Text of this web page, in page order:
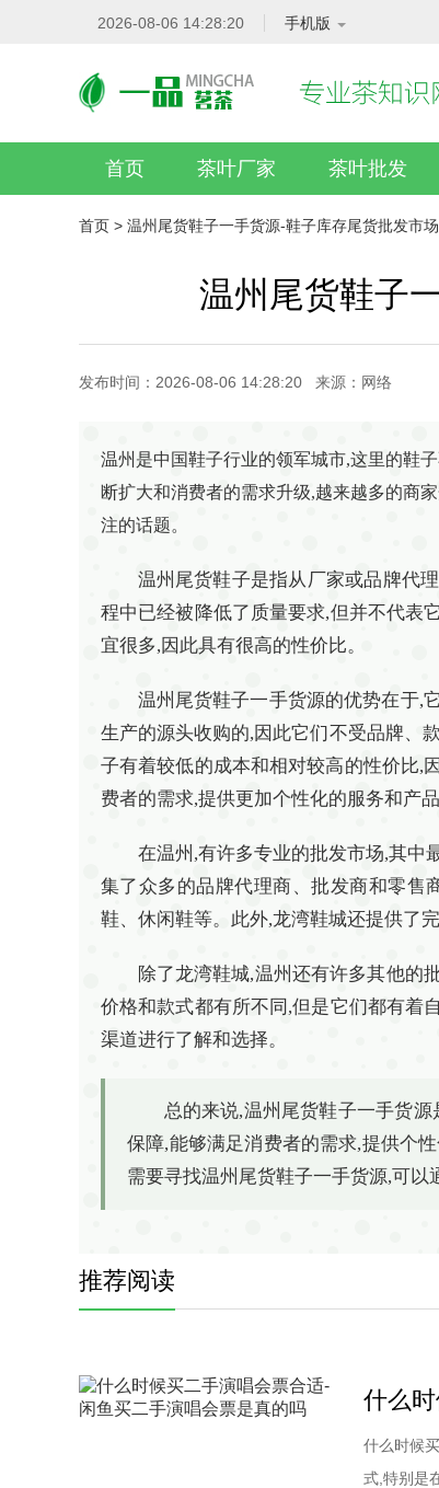
2026-08-06 14:28:20 手机版
首页 茶叶厂家 茶叶批发
首页 > 温州尾货鞋子一手货源-鞋子库存尾货批发市场
温州尾货鞋子
发布时间：2026-08-06 14:28:20 来源：网络
温州是中国鞋子行业的领军城市,这里的鞋
断扩大和消费者的需求升级,越来越多的商
注的话题。
温州尾货鞋子是指从厂家或品牌代
程中已经被降低了质量要求,但并不代表
宜很多,因此具有很高的性价比。
温州尾货鞋子一手货源的优势在于,
生产的源头收购的,因此它们不受品牌、
子有着较低的成本和相对较高的性价比,
费者的需求,提供更加个性化的服务和产品
在温州,有许多专业的批发市场,其中
集了众多的品牌代理商、批发商和零售
鞋、休闲鞋等。此外,龙湾鞋城还提供了
除了龙湾鞋城,温州还有许多其他的
价格和款式都有所不同,但是它们都有着
渠道进行了解和选择。
总的来说,温州尾货鞋子一手货
保障,能够满足消费者的需求,提供个
需要寻找温州尾货鞋子一手货源,可以
推荐阅读
什么
什么时候
式,特别是